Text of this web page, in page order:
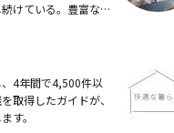
けている。豊富なア
4年間で4,500件以
取得したガイドが、
す。